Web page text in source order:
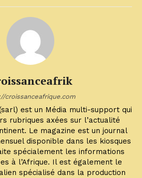
croissanceafrique.com
est un Média multi-support qui
rubriques axées sur l’actualité
Le magazine est un journal
disponible dans les kiosques
spécialement les informations
à l’Afrique. Il est également le
spécialisé dans la production